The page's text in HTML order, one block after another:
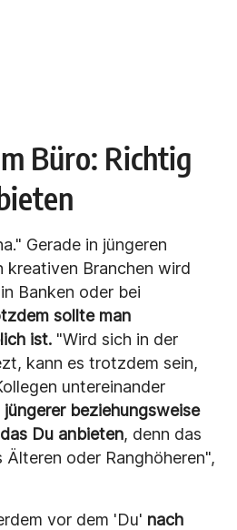
Büro: Richtig
Gerade in jüngeren
kreativen Branchen wird
Banken oder bei
sollte man
ist. "Wird sich in der
kann es trotzdem sein,
untereinander
beziehungsweise
Du anbieten, denn das
oder Ranghöheren",
vor dem 'Du' nach